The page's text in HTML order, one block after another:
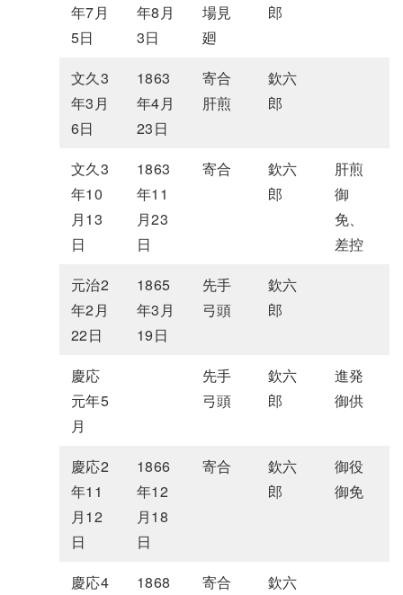
年7月
5日
年8月
3日
場見
廻
郎
文久3
年3月
6日
1863
年4月
23日
寄合
肝煎
欽六
郎
文久3
年10
月13
日
1863
年11
月23
日
寄合
欽六
郎
肝煎
御
免、
差控
元治2
年2月
22日
1865
年3月
19日
先手
弓頭
欽六
郎
慶応
元年5
月
先手
弓頭
欽六
郎
進発
御供
慶応2
年11
月12
日
1866
年12
月18
日
寄合
欽六
郎
御役
御免
慶応4
1868
寄合
欽六